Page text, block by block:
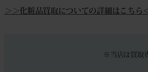
＞＞化粧品買取についての詳細はこちら
※当店は買取